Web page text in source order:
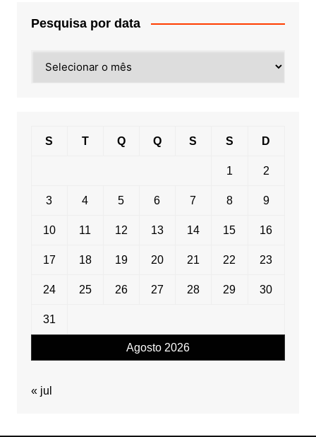
Pesquisa por data
por
Agosto 2026
S T Q Q S S D
1 2
3 4 5 6 7 8 9
10 11 12 13 14 15 16
17 18 19 20 21 22 23
24 25 26 27 28 29 30
31
« jul